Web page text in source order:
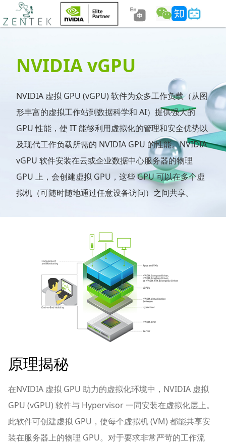
NVIDIA vGPU
NVIDIA 虚拟 GPU (vGPU) 软件为众多工作负载（从图
形丰富的虚拟工作站到数据科学和 AI）提供强大的
GPU 性能，使 IT 能够利用虚拟化的管理和安全优势以
及现代工作负载所需的 NVIDIA GPU 的性能。NVIDIA
vGPU 软件安装在云或企业数据中心服务器的物理
GPU 上，会创建虚拟 GPU，这些 GPU 可以在多个虚
拟机（可随时随地通过任意设备访问）之间共享。
原理揭秘
在NVIDIA 虚拟 GPU 助力的虚拟化环境中，NVIDIA 虚拟
GPU (vGPU) 软件与 Hypervisor 一同安装在虚拟化层上。
此软件可创建虚拟 GPU，使每个虚拟机 (VM) 都能共享安
装在服务器上的物理 GPU。对于要求非常严苛的工作流